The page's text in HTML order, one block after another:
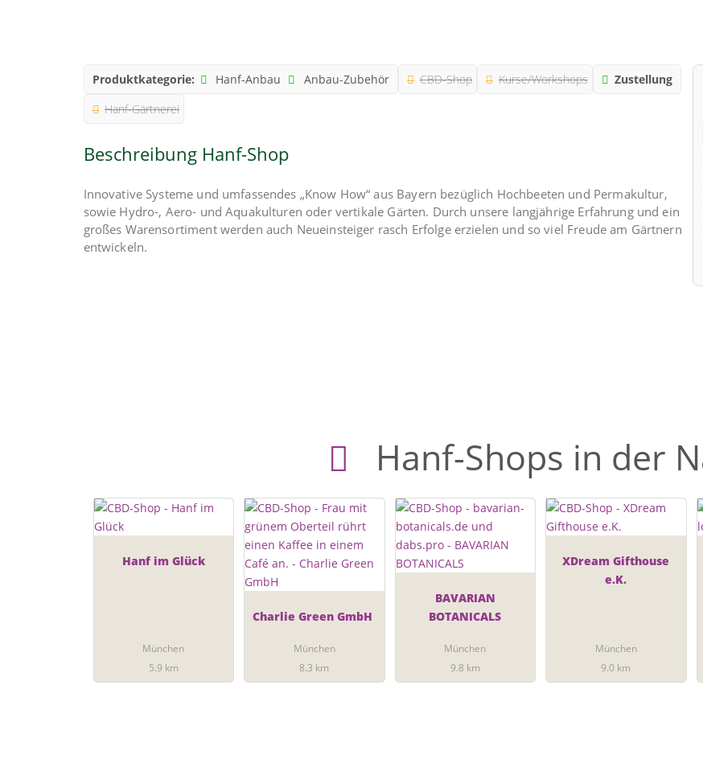
Produktkategorie: Hanf-Anbau Anbau-Zubehör CBD-Shop Kurse/Workshops
Zustellung
Hanf-Gärtnerei
Beschreibung Hanf-Shop
Innovative Systeme und umfassendes „Know How“ aus Bayern bezüglich Hochbeeten und Permakultur,
sowie Hydro-, Aero- und Aquakulturen oder vertikale Gärten. Durch unsere langjährige Erfahrung und ein
großes Warensortiment werden auch Neueinsteiger rasch Erfolge erzielen und so viel Freude am Gärtnern
entwickeln.
Hanf-Shops in der
Hanf im Glück
München
5.9 km
Charlie Green GmbH
München
8.3 km
BAVARIAN
BOTANICALS
München
9.8 km
XDream Gifthouse
e.K.
München
9.0 km